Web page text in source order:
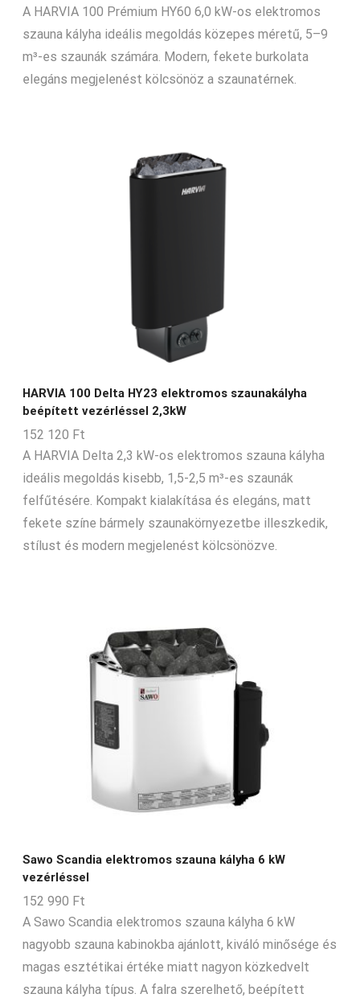
A HARVIA 100 Prémium HY60 6,0 kW-os elektromos
szauna kályha ideális megoldás közepes méretű, 5–9
m³-es szaunák számára. Modern, fekete burkolata
elegáns megjelenést kölcsönöz a szaunatérnek.
HARVIA 100 Delta HY23 elektromos szaunakályha
beépített vezérléssel 2,3kW
152 120 Ft
A HARVIA Delta 2,3 kW-os elektromos szauna kályha
ideális megoldás kisebb, 1,5-2,5 m³-es szaunák
felfűtésére. Kompakt kialakítása és elegáns, matt
fekete színe bármely szaunakörnyezetbe illeszkedik,
stílust és modern megjelenést kölcsönözve.
Sawo Scandia elektromos szauna kályha 6 kW
vezérléssel
152 990 Ft
A Sawo Scandia elektromos szauna kályha 6 kW
nagyobb szauna kabinokba ajánlott, kiváló minősége és
magas esztétikai értéke miatt nagyon közkedvelt
szauna kályha típus. A falra szerelhető, beépített